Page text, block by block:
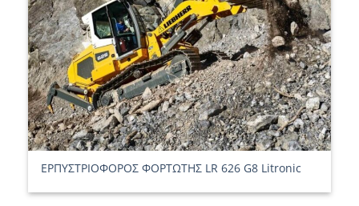
ΕΡΠΥΣΤΡΙΟΦΟΡΟΣ ΦΟΡΤΩΤΗΣ LR 626 G8 Litronic